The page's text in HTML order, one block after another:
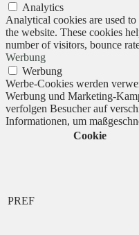
Analytics
Analytical cookies are used
the website. These cookies
number of visitors, bounce
Werbung
Werbung
Werbe-Cookies werden
Werbung und Marketing-
verfolgen Besucher auf
Informationen, um
Cookie
PREF